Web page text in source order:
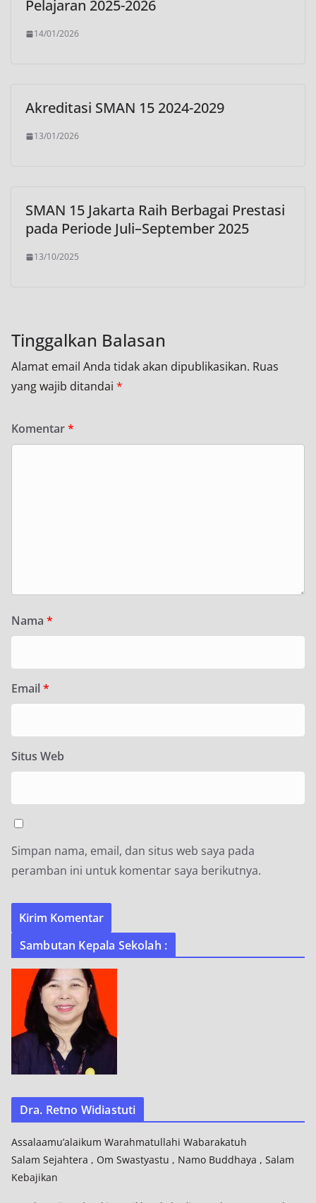
Pelajaran 2025-2026
14/01/2026
Akreditasi SMAN 15 2024-2029
13/01/2026
SMAN 15 Jakarta Raih Berbagai Prestasi
pada Periode Juli–September 2025
13/10/2025
Tinggalkan Balasan
Alamat email Anda tidak akan dipublikasikan. Ruas
yang wajib ditandai *
Komentar*
Nama *
Email *
Situs Web
Simpan nama, email, dan situs web saya pada
peramban ini untuk komentar saya berikutnya.
Sambutan Kepala Sekolah :
Dra. Retno Widiastuti
Assalaamu’alaikum Warahmatullahi Wabarakatuh
Salam Sejahtera , Om Swastyastu , Namo Buddhaya , Salam
Kebajikan